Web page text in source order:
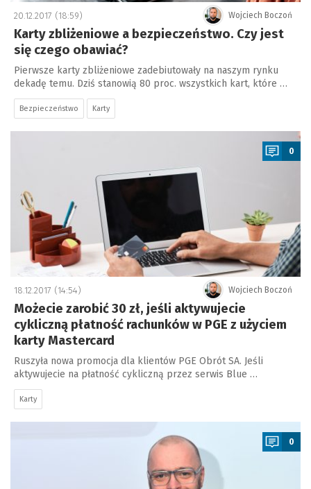
Wojciech Boczoń
20.12.2017 (18:59)
Karty zbliżeniowe a bezpieczeństwo. Czy jest
się czego obawiać?
Pierwsze karty zbliżeniowe zadebiutowały na naszym rynku
dekadę temu. Dziś stanowią 80 proc. wszystkich kart, które …
Bezpieczeństwo Karty
a
0
Wojciech Boczoń
18.12.2017 (14:54)
Możecie zarobić 30 zł, jeśli aktywujecie
cykliczną płatność rachunków w PGE z użyciem
karty Mastercard
Ruszyła nowa promocja dla klientów PGE Obrót SA. Jeśli
aktywujecie na płatność cykliczną przez serwis Blue …
Karty
a
0